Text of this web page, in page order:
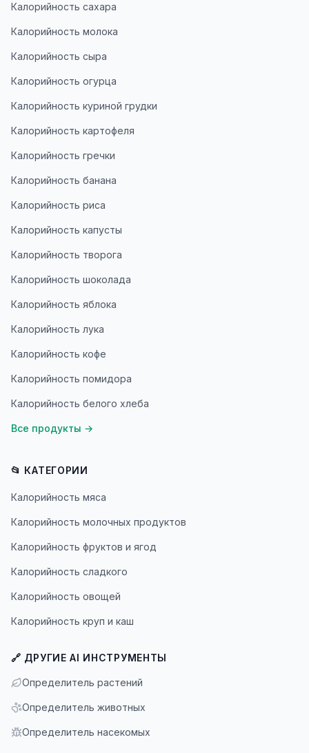
Калорийность сахара
Калорийность молока
Калорийность сыра
Калорийность огурца
Калорийность куриной грудки
Калорийность картофеля
Калорийность гречки
Калорийность банана
Калорийность риса
Калорийность капусты
Калорийность творога
Калорийность шоколада
Калорийность яблока
Калорийность лука
Калорийность кофе
Калорийность помидора
Калорийность белого хлеба
Все продукты →
📂 КАТЕГОРИИ
Калорийность мяса
Калорийность молочных продуктов
Калорийность фруктов и ягод
Калорийность сладкого
Калорийность овощей
Калорийность круп и каш
🔗 ДРУГИЕ AI ИНСТРУМЕНТЫ
Определитель растений
Определитель животных
Определитель насекомых